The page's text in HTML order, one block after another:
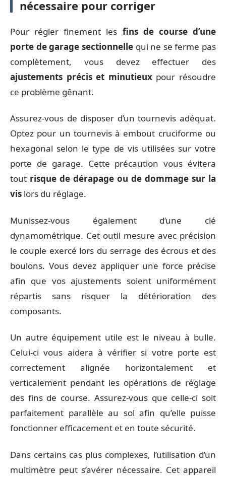
nécessaire pour corriger
Pour régler finement les fins de course d’une
porte de garage sectionnellequi ne se ferme pas
complètement, vous devez effectuer des
ajustements précis et minutieuxpour résoudre
ce problème gênant.
Assurez-vous de disposer d’un tournevis adéquat.
Optez pour un tournevis à embout cruciforme ou
hexagonal selon le type de vis utilisées sur votre
porte de garage. Cette précaution vous évitera
tout risque de dérapage ou de dommage sur la
vis lors du réglage.
Munissez-vous également d’une clé
dynamométrique. Cet outil mesure avec précision
le couple exercé lors du serrage des écrous et des
boulons. Vous devez appliquer une force précise
afin que vos ajustements soient uniformément
répartis sans risquer la détérioration des
composants.
Un autre équipement utile est le niveau à bulle.
Celui-ci vous aidera à vérifier si votre porte est
correctement alignée horizontalement et
verticalement pendant les opérations de réglage
des fins de course. Assurez-vous que celle-ci soit
parfaitement parallèle au sol afin qu’elle puisse
fonctionner efficacement et en toute sécurité.
Dans certains cas plus complexes, l’utilisation d’un
multimètre peut s’avérer nécessaire. Cet appareil